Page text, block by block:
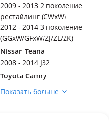
2009 - 2013 2 поколение
рестайлинг (CWxW)
2012 - 2014 3 поколение
(GGxW/GFxW/ZJ/ZL/ZK)
Nissan Teana
2008 - 2014 J32
Toyota Camry
1996 - 2000 XV20
Показать больше